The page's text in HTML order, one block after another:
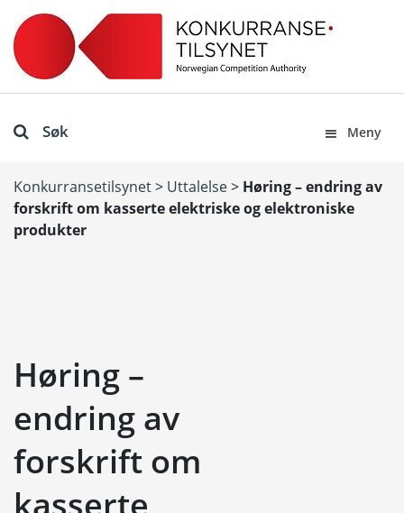
Søk Meny
Konkurransetilsynet> Uttalelse> Høring – endring av
forskrift om kasserte elektriske og elektroniske
produkter
Høring –
endring av
forskrift om